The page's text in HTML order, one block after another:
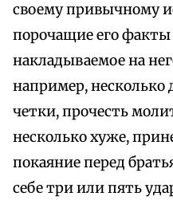
своему привычному
порочащие его
накладываемое на
например, несколько
четки, прочесть
несколько хуже,
покаяние перед
себе три или пять